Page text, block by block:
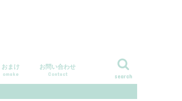
search
おまけ
omake
お問い合わせ
Contact